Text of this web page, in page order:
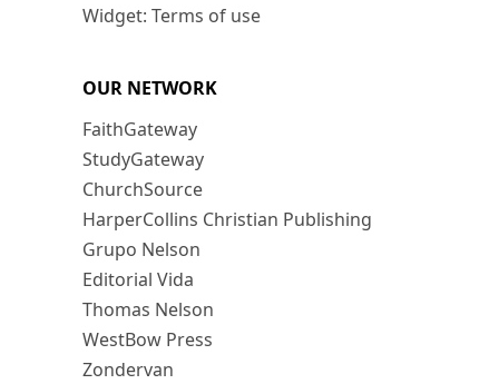
Widget: Terms of use
OUR NETWORK
FaithGateway
StudyGateway
ChurchSource
HarperCollins Christian Publishing
Grupo Nelson
Editorial Vida
Thomas Nelson
WestBow Press
Zondervan